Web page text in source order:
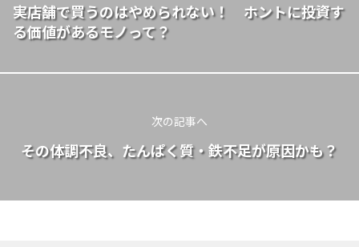
実店舗で買うのはやめられない！ ホントに投資す
る価値があるモノって？
次の記事へ
その体調不良、たんぱく質・鉄不足が原因かも？